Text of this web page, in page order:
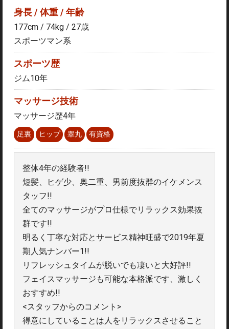
身長 / 体重 / 年齢
177cm / 74kg / 27歳
スポーツマン系
スポーツ歴
ジム10年
マッサージ技術
マッサージ歴4年
足裏 ヒップ 睾丸 有資格
整体4年の経験者!!
短髪、ヒゲ少、奥二重、男前度抜群のイケメンス
タッフ!!
全てのマッサージがプロ仕様でリラックス効果抜
群です!!
明るく丁寧な対応とサービス精神旺盛で2019年夏
期人気ナンバー1!!
リフレッシュタイムが脱いでも凄いと大好評!!
フェイスマッサージも可能な本格派です、激しく
おすすめ!!
<スタッフからのコメント>
得意にしていることは人をリラックスさせること